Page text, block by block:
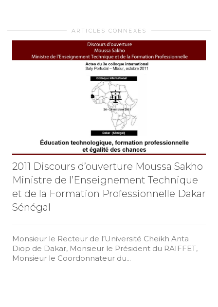
ARTICLES CONNEXES
2011 Discours d’ouverture Moussa Sakho
Ministre de l’Enseignement Technique
et de la Formation Professionnelle Dakar
Sénégal
Monsieur le Recteur de l’Université Cheikh Anta
Diop de Dakar, Monsieur le Président du RAIFFET,
Monsieur le Coordonnateur du...